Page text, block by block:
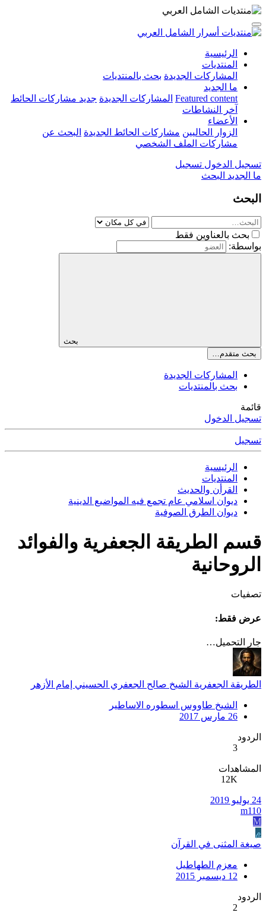
الرئيسية
المنتديات
المشاركات الجديدة بحث بالمنتديات
ما الجديد
Featured content المشاركات الجديدة جديد مشاركات الحائط
آخر النشاطات
الأعضاء
الزوار الحاليين مشاركات الحائط الجديدة البحث عن
مشاركات الملف الشخصي
تسجيل الدخول تسجيل
ما الجديد البحث
البحث
بحث بالعناوين فقط
بواسطة:
بحث
بحث متقدم…
المشاركات الجديدة
بحث بالمنتديات
قائمة
تسجيل الدخول
تسجيل
الرئيسية
المنتديات
القرأن والحديث
ديوان اسلامي عام تجمع فيه المواضيع الدينية
ديوان الطرق الصوفية
قسم الطريقة الجعفرية والفوائد
الروحانية
تصفيات
عرض فقط:
جار التحميل…
الطريقة الجعفرية الشيخ صالح الجعفري الحسيني إمام الأزهر
الشيخ طاووس اسطوره الاساطير
26 مارس 2017
الردود
3
المشاهدات
12K
24 يوليو 2019
m110
M
م
صيغة المثنى في القرآن
معزم الطهاطيل
12 ديسمبر 2015
الردود
2